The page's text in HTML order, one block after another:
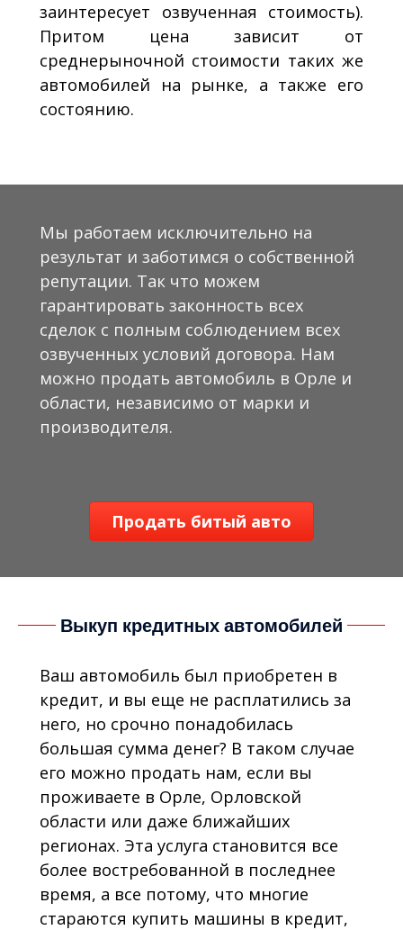
заинтересует озвученная стоимость).
Притом цена зависит от
среднерыночной стоимости таких же
автомобилей на рынке, а также его
состоянию.
Мы работаем исключительно на
результат и заботимся о собственной
репутации. Так что можем
гарантировать законность всех
сделок с полным соблюдением всех
озвученных условий договора. Нам
можно продать автомобиль в Орле и
области, независимо от марки и
производителя.
Продать битый авто
Выкуп кредитных автомобилей
Ваш автомобиль был приобретен в
кредит, и вы еще не расплатились за
него, но срочно понадобилась
большая сумма денег? В таком случае
его можно продать нам, если вы
проживаете в Орле, Орловской
области или даже ближайших
регионах. Эта услуга становится все
более востребованной в последнее
время, а все потому, что многие
стараются купить машины в кредит,